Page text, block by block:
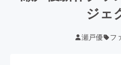
ジェ
瀬戸優 フ